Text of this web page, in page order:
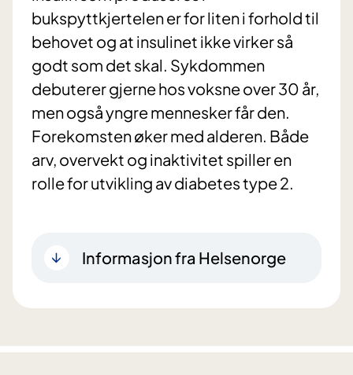
bukspyttkjertelen er for liten i forhold til
behovet og at insulinet ikke virker så
godt som det skal. Sykdommen
debuterer gjerne hos voksne over 30 år,
men også yngre mennesker får den.
Forekomsten øker med alderen. Både
arv, overvekt og inaktivitet spiller en
rolle for utvikling av diabetes type 2.
Informasjon fra Helsenorge